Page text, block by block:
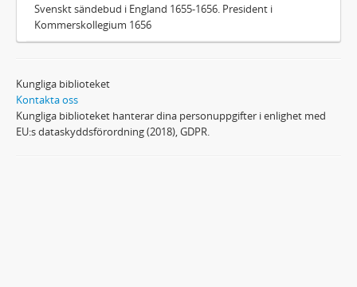
Svenskt sändebud i England 1655-1656. President i
Kommerskollegium 1656
Kungliga biblioteket
Kontakta oss
Kungliga biblioteket hanterar dina personuppgifter i enlighet med
EU:s dataskyddsförordning (2018), GDPR.